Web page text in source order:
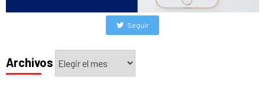
Seguir
Archivos
Archivos